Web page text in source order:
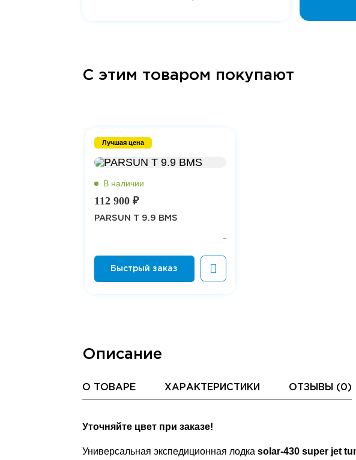
С этим товаром покупают
Лучшая цена
112 900 ₽
PARSUN T 9.9 BMS
Описание
О ТОВАРЕ ХАРАКТЕРИСТИКИ ОТЗЫВЫ (0)
Уточняйте цвет при заказе!
Универсальная экспедиционная лодка solar-430 super jet